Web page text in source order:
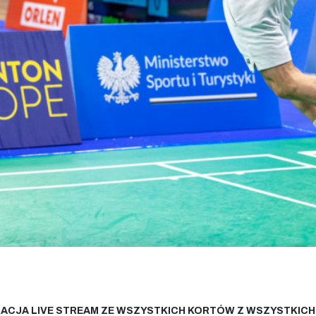
LIVE STREAM ZE WSZYSTKICH KORTÓW Z